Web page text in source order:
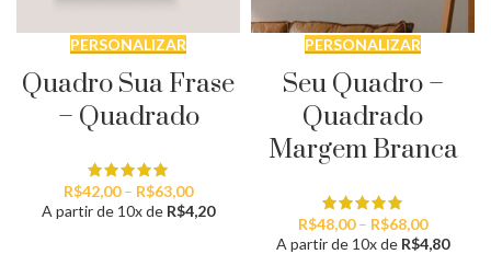
PERSONALIZAR
Quadro Sua Frase
– Quadrado
R$42,00 – R$63,00Faixa
de
A partir de 10x de R$4,20
PERSONALIZAR
Seu Quadro –
Quadrado
Margem Branca
R$48,00 – R$68,00Faixa
de
A partir de 10x de R$4,80